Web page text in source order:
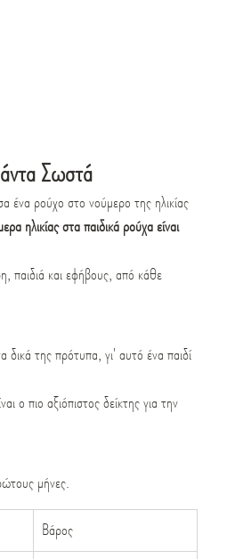
Σωστά
ρούχο στο νούμερο της ηλικίας
ηλικίας στα παιδικά ρούχα είναι
παιδιά και εφήβους, από κάθε
της πρότυπα, γι' αυτό ένα παιδί
ο πιο αξιόπιστος δείκτης για την
μήνες.
Βάρος